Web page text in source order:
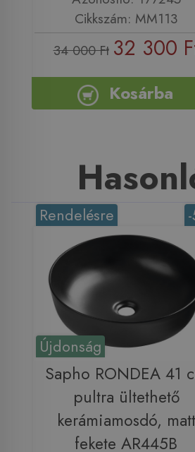
Cikkszám: MM113
34 000 Ft 32 300
Kosárba
Újdonság
Rendelésre
Sapho RONDEA 41
pultra ültethető
kerámiamosdó, matt
fekete AR445B